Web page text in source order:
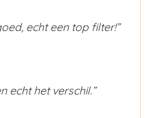
echt een top filter!”
echt het verschil.”